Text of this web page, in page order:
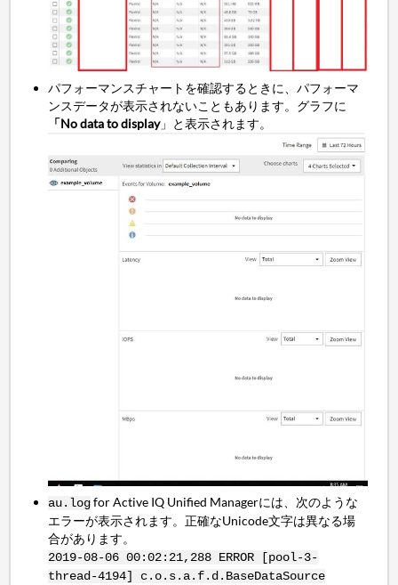
パフォーマンスチャートを確認するときに、パフォーマ
ンスデータが表示されないこともあります。グラフに
「No data to display」と表示されます。
au.logfor Active IQ Unified Managerには、次のような
エラーが表示されます。正確なUnicode文字は異なる場
合があります。
2019-08-06 00:02:21,288 ERROR [pool-3-
thread-4194] c.o.s.a.f.d.BaseDataSource